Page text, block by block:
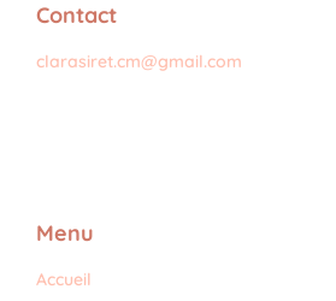
Contact
clarasiret.cm@gmail.com
Menu
Accueil